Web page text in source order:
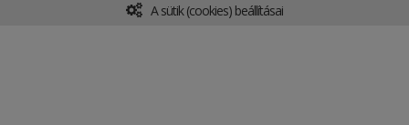
A sütik (cookies) beállításai